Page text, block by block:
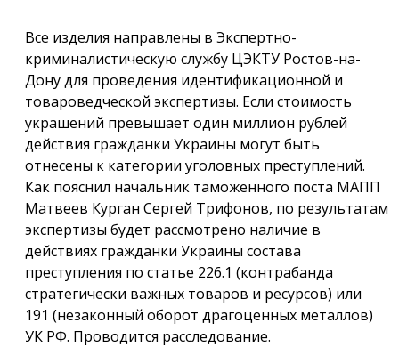
Все изделия направлены в Экспертно-
криминалистическую службу ЦЭКТУ Ростов-на-
Дону для проведения идентификационной и
товароведческой экспертизы. Если стоимость
украшений превышает один миллион рублей
действия гражданки Украины могут быть
отнесены к категории уголовных преступлений.
Как пояснил начальник таможенного поста МАПП
Матвеев Курган Сергей Трифонов, по результатам
экспертизы будет рассмотрено наличие в
действиях гражданки Украины состава
преступления по статье 226.1 (контрабанда
стратегически важных товаров и ресурсов) или
191 (незаконный оборот драгоценных металлов)
УК РФ. Проводится расследование.